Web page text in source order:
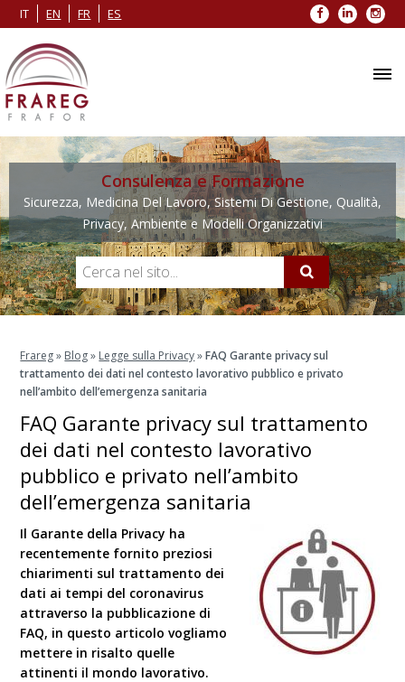
IT EN FR ES Facebook
LinkedIn
Consulenza e Formazione
Sicurezza, Medicina Del Lavoro, Sistemi Di Gestione, Qualità,
Privacy, Ambiente e Modelli Organizzativi
Frareg» Blog» Legge sulla Privacy»FAQ Garante privacy sul
trattamento dei dati nel contesto lavorativo pubblico e privato
nell’ambito dell’emergenza sanitaria
FAQ Garante privacy sul trattamento
dei dati nel contesto lavorativo
pubblico e privato nell’ambito
dell’emergenza sanitaria
Il Garante della Privacy ha
recentemente fornito preziosi
chiarimenti sul trattamento dei
dati ai tempi del coronavirus
attraverso la pubblicazione di
FAQ, in questo articolo vogliamo
mettere in risalto quelle
attinenti il mondo lavorativo.